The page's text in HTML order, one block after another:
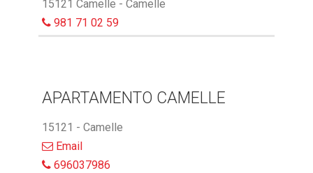
15121 Camelle - Camelle
981 71 02 59
APARTAMENTO CAMELLE
15121 - Camelle
Email
696037986